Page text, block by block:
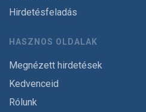
Hirdetésfeladás
HASZNOS OLDALAK
Megnézett hirdetések
Kedvenceid
Rólunk